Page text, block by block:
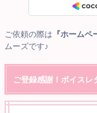
ご依頼の際は 『ホームペ
ムーズです♪
ご登録感謝！ボイスレ